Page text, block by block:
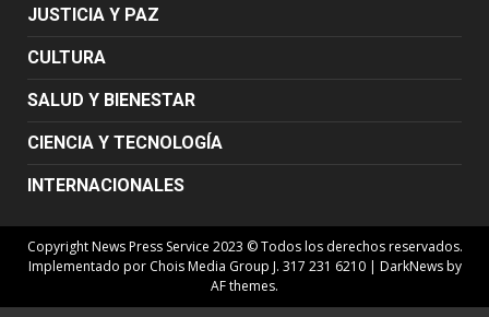
JUSTICIA Y PAZ
CULTURA
SALUD Y BIENESTAR
CIENCIA Y TECNOLOGÍA
INTERNACIONALES
Copyright News Press Service 2023 © Todos los derechos reservados.
Implementado por Chois Media Group J. 317 231 6210 | DarkNewsby
AF themes.